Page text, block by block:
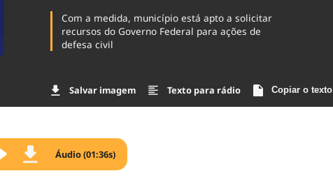
Com a medida, município está apto a solicitar
recursos do Governo Federal para ações de
defesa civil
Salvar imagem Texto para rádio Copiar o texto
Áudio (01:36s)